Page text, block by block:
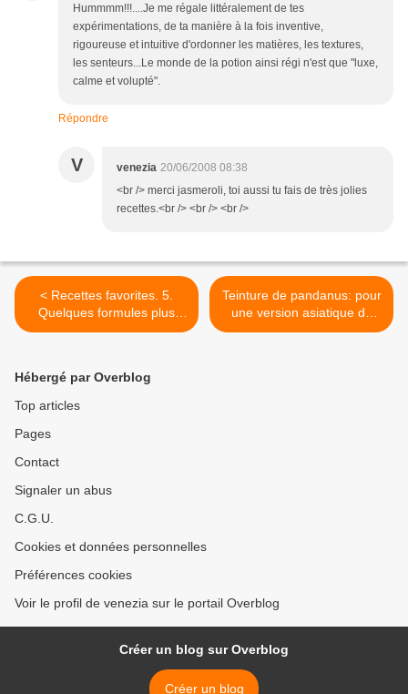
Hummmm!!!....Je me régale littéralement de tes
expérimentations, de ta manière à la fois inventive,
rigoureuse et intuitive d'ordonner les matières, les textures,
les senteurs...Le monde de la potion ainsi régi n'est que "luxe,
calme et volupté".
Répondre
V venezia 20/06/2008 08:38
<br /> merci jasmeroli, toi aussi tu fais de très jolies
recettes.<br /> <br /> <br />
< Recettes favorites. 5.
Quelques formules plus
thérapeutiques
Teinture de pandanus: pour
une version asiatique du
Bounty >
Hébergé par Overblog
Top articles
Pages
Contact
Signaler un abus
C.G.U.
Cookies et données personnelles
Préférences cookies
Voir le profil de venezia sur le portail Overblog
Créer un blog sur Overblog
Créer un blog